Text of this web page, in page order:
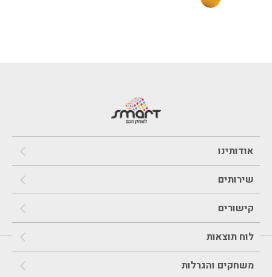
אודותינו
שירותים
קישורים
לוח תוצאות
משחקים והגרלות